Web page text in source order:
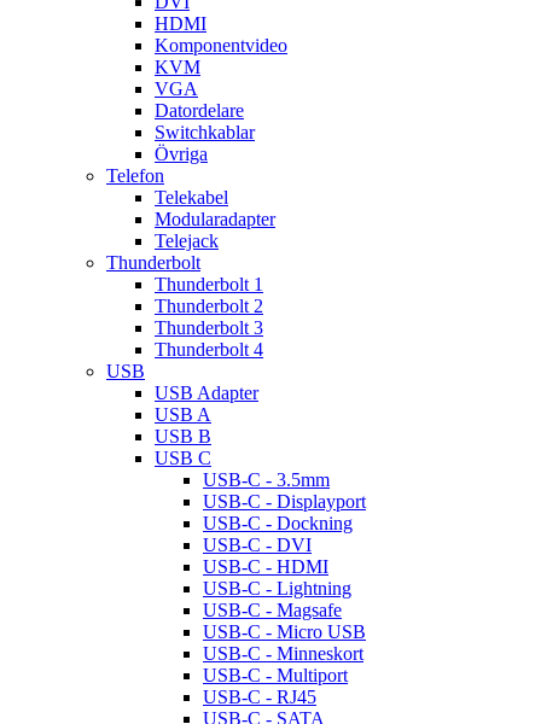
HDMI
Komponentvideo
KVM
VGA
Datordelare
Switchkablar
Övriga
Telefon
Telekabel
Modularadapter
Telejack
Thunderbolt
Thunderbolt 1
Thunderbolt 2
Thunderbolt 3
Thunderbolt 4
USB
USB Adapter
USB A
USB B
USB C
USB-C - 3.5mm
USB-C - Displayport
USB-C - Dockning
USB-C - DVI
USB-C - HDMI
USB-C - Lightning
USB-C - Magsafe
USB-C - Micro USB
USB-C - Minneskort
USB-C - Multiport
USB-C - RJ45
USB-C - SATA